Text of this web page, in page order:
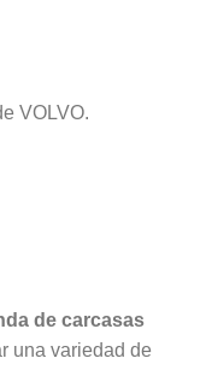
VOLVO.
de carcasas
una variedad de